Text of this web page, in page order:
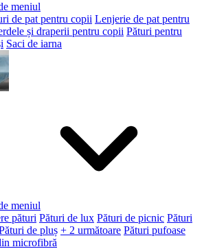
meniul
de pat pentru copii Lenjerie de pat pentru
și draperii pentru copii Pături pentru
Saci de iarna
meniul
pături Pături de lux Pături de picnic Pături
de pluș + 2 următoare Pături pufoase
microfibră